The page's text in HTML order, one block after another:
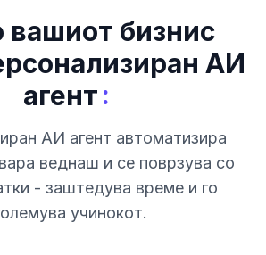
вашиот бизнис
АИ
агент:
АИ агент автоматизира
веднаш и се поврзува со
- заштедува време и го
учинокот.